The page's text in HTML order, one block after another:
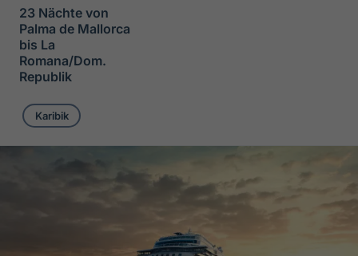
23 Nächte von
Palma de Mallorca
bis La
Romana/Dom.
Republik
Karibik